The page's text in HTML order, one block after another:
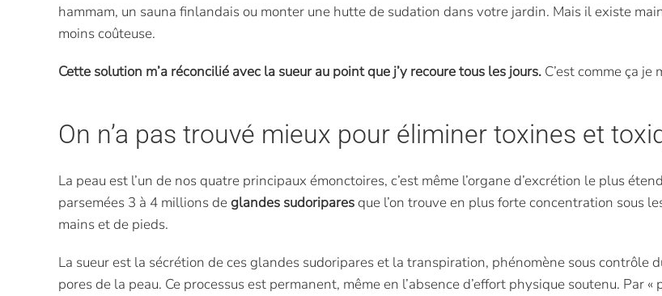
hammam, un sauna finlandais ou monter une hutte de sudation dans votre jardin. Mais il existe
moins coûteuse.
Cette solution m’a réconcilié avec la sueur au point que j’y recoure tous les jours. C’est comme ça
On n’a pas trouvé mieux pour éliminer toxines et
La peau est l’un de nos quatre principaux émonctoires, c’est même l’organe d’excrétion le plus
parsemées 3 à 4 millions deglandes sudoriparesque l’on trouve en plus forte concentration sous
mains et de pieds.
La sueur est la sécrétion de ces glandes sudoripares et la transpiration, phénomène sous contrôle
pores de la peau. Ce processus est permanent, même en l’absence d’effort physique soutenu. Par